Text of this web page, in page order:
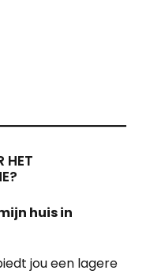
HET
huis in
jou een lagere